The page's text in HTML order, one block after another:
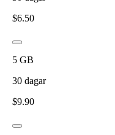
$6.50
5 GB
30 dagar
$9.90